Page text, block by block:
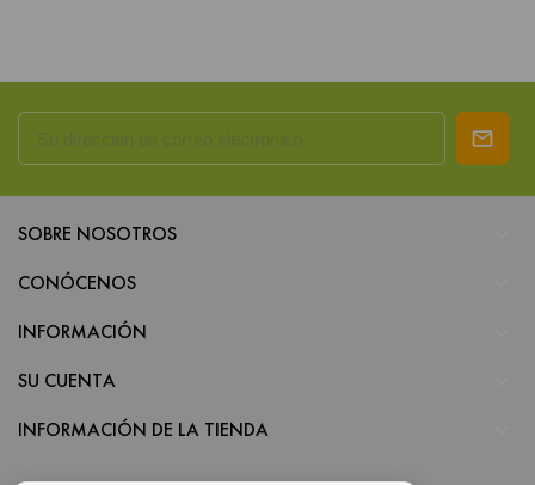
SOBRE NOSOTROS
CONÓCENOS
INFORMACIÓN
SU CUENTA
INFORMACIÓN DE LA TIENDA